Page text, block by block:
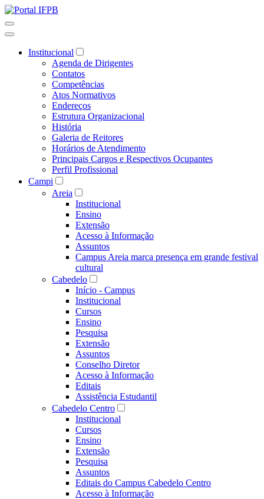
Institucional
Agenda de Dirigentes
Contatos
Competências
Atos Normativos
Endereços
Estrutura Organizacional
História
Galeria de Reitores
Horários de Atendimento
Principais Cargos e Respectivos Ocupantes
Perfil Profissional
Campi
Areia
Institucional
Ensino
Extensão
Acesso à Informação
Assuntos
Campus Areia marca presença em grande festival
cultural
Cabedelo
Início - Campus
Institucional
Cursos
Ensino
Pesquisa
Extensão
Assuntos
Conselho Diretor
Acesso à Informação
Editais
Assistência Estudantil
Cabedelo Centro
Institucional
Cursos
Ensino
Extensão
Pesquisa
Assuntos
Editais do Campus Cabedelo Centro
Acesso à Informação